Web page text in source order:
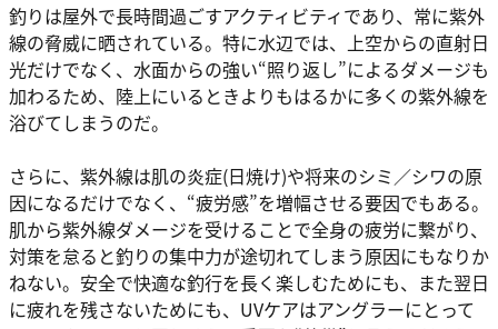
釣りは屋外で長時間過ごすアクティビティであり、常に紫外
線の脅威に晒されている。特に水辺では、上空からの直射日
光だけでなく、水面からの強い“照り返し”によるダメージも
加わるため、陸上にいるときよりもはるかに多くの紫外線を
浴びてしまうのだ。
さらに、紫外線は肌の炎症(日焼け)や将来のシミ／シワの原
因になるだけでなく、“疲労感”を増幅させる要因でもある。
肌から紫外線ダメージを受けることで全身の疲労に繋がり、
対策を怠ると釣りの集中力が途切れてしまう原因にもなりか
ねない。安全で快適な釣行を長く楽しむためにも、また翌日
に疲れを残さないためにも、UVケアはアングラーにとって